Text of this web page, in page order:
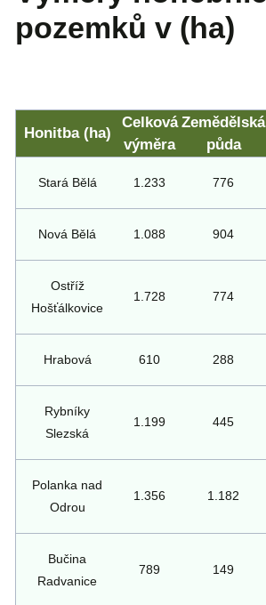
pozemků v (ha)
Honitba (ha)
Celková
výměra
Zemědělská
půda
Stará Bělá 1.233 776
Nová Bělá 1.088 904
Ostříž
Hošťálkovice
1.728 774
Hrabová 610 288
Rybníky
Slezská
1.199 445
Polanka nad
Odrou
1.356 1.182
Bučina
Radvanice
789 149